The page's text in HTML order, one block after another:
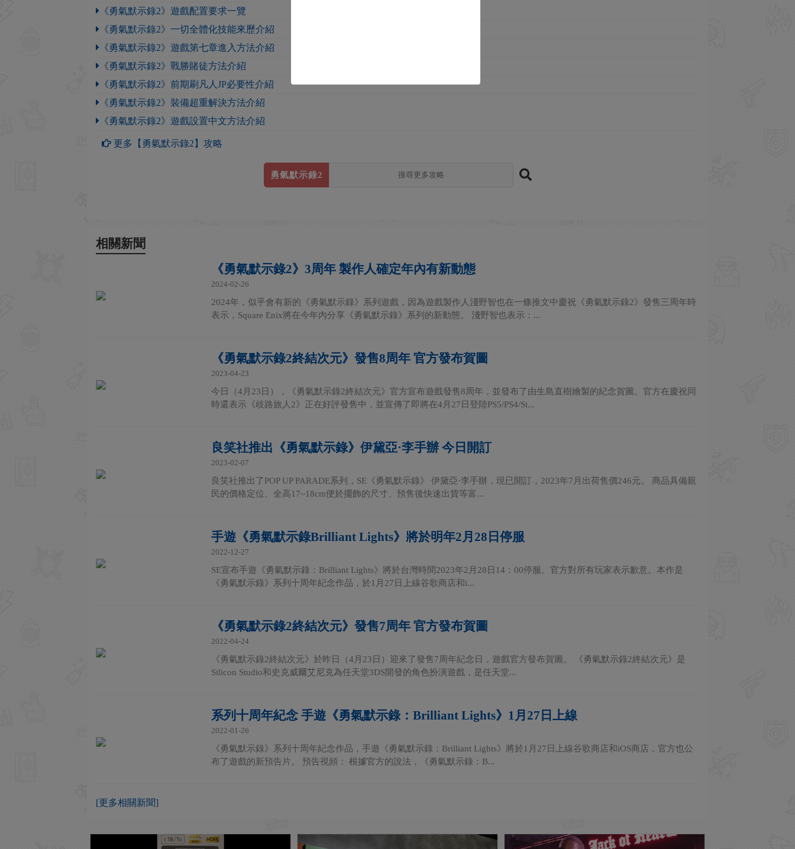
《勇氣默示錄2》遊戲配置要求一覽
《勇氣默示錄2》一切全體化技能來歷介紹
《勇氣默示錄2》遊戲第七章進入方法介紹
《勇氣默示錄2》戰勝賭徒方法介紹
《勇氣默示錄2》前期刷凡人JP必要性介紹
《勇氣默示錄2》裝備超重解決方法介紹
《勇氣默示錄2》遊戲設置中文方法介紹
更多【勇氣默示錄2】攻略
勇氣默示錄2
相關新聞
《勇氣默示錄2》3周年 製作人確定年內有新動態
2024-02-26
2024年，似乎會有新的《勇氣默示錄》系列遊戲，因為遊戲製作人淺野智也在一條推文中慶祝《勇氣默示錄2》發售三周年時
表示，Square Enix將在今年內分享《勇氣默示錄》系列的新動態。 淺野智也表示：...
《勇氣默示錄2終結次元》發售8周年 官方發布賀圖
2023-04-23
今日（4月23日），《勇氣默示錄2終結次元》官方宣布遊戲發售8周年，並發布了由生島直樹繪製的紀念賀圖。官方在慶祝同
時還表示《歧路旅人2》正在好評發售中，並宣傳了即將在4月27日登陸PS5/PS4/St...
良笑社推出《勇氣默示錄》伊黛亞·李手辦 今日開訂
2023-02-07
良笑社推出了POP UP PARADE系列，SE《勇氣默示錄》 伊黛亞·李手辦，現已開訂，2023年7月出荷售價246元。 商品具備親
民的價格定位、全高17~18cm便於擺飾的尺寸、預售後快速出貨等富...
手遊《勇氣默示錄Brilliant Lights》將於明年2月28日停服
2022-12-27
SE宣布手遊《勇氣默示錄：Brilliant Lights》將於台灣時間2023年2月28日14：00停服。官方對所有玩家表示歉意。本作是
《勇氣默示錄》系列十周年紀念作品，於1月27日上線谷歌商店和i...
《勇氣默示錄2終結次元》發售7周年 官方發布賀圖
2022-04-24
《勇氣默示錄2終結次元》於昨日（4月23日）迎來了發售7周年紀念日，遊戲官方發布賀圖。 《勇氣默示錄2終結次元》是
Silicon Studio和史克威爾艾尼克為任天堂3DS開發的角色扮演遊戲，是任天堂...
系列十周年紀念 手遊《勇氣默示錄：Brilliant Lights》1月27日上線
2022-01-26
《勇氣默示錄》系列十周年紀念作品，手遊《勇氣默示錄：Brilliant Lights》將於1月27日上線谷歌商店和iOS商店，官方也公
布了遊戲的新預告片。 預告視頻： 根據官方的說法，《勇氣默示錄：B...
[更多相關新聞]